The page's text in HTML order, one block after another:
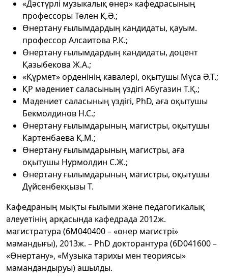
«Дәстүрлі музыкалық өнер» кафедрасының
профессоры Төлен Қ.Ә.;
Өнертану ғылымдардың кандидаты, қауым.
профессор Алсаитова Р.К.;
Өнертану ғылымдардың кандидаты, доцент
Қазыбекова Ж.А.;
«Құрмет» орденінің кавалері, оқытушы Мұса Ә.Т.;
ҚР мәдениет саласының үздігі Абугазин Т.Қ.;
Мәдениет саласының үздігі, PhD, аға оқытушы
Бекмолдинов Н.С.;
Өнертану ғылымдарының магистры, оқытушы
Картенбаева Қ.М.;
Өнертану ғылымдарының магистры, аға
оқытушы Нурмолдин С.Ж.;
Өнертану ғылымдарының магистры, оқытушы
Дүйсенбекқызы Т.
Кафедраның мықты ғылыми және педагогикалық
әлеуетінің арқасында кафедрада 2012ж.
магистратура (6М040400 – «өнер магистрі»
мамандығы), 2013ж. – PhD докторантура (6D041600 –
«Өнертану», «Музыка тарихы мен теориясы»
мамандандыруы) ашылды.